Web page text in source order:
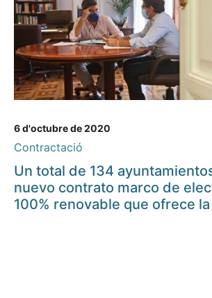
6 d'octubre de 2020
Contractació
Un total de 134
nuevo contrato marco de
100% renovable que ofrece